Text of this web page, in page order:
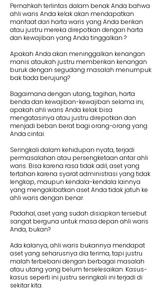
Pernahkah terlintas dalam benak Anda bahwa
ahli waris Anda kelak akan mendapatkan
manfaat dari harta waris yang Anda berikan
atau justru mereka direpotkan dengan harta
dan kewajiban yang Anda tinggalkan ?
Apakah Anda akan meninggalkan kenangan
manis ataukah justru memberikan kenangan
buruk dengan segudang masalah menumpuk
bak tiada berujung?
Bagaimana dengan utang, tagihan, harta
benda dan kewajiban-kewajiban selama ini,
apakah ahli waris Anda kelak bisa
mengatasinya atau justru direpotkan dan
menjadi beban berat bagi orang-orang yang
Anda cintai.
Seringkali dalam kehidupan nyata, terjadi
permasalahan atau persengketaan antar ahli
waris. Bisa karena rasa tidak adil, aset yang
tertahan karena syarat administrasi yang tidak
lengkap, maupun kendala-kendala lainnya
yang mengakibatkan aset Anda tidak jatuh ke
ahli waris dengan benar.
Padahal, aset yang sudah disiapkan tersebut
sangat berguna untuk masa depan ahli waris
Anda, bukan?
Ada kalanya, ahli waris bukannya mendapat
aset yang seharusnya dia terima, tapi justru
malah terbebani dengan berbagai masalah
atau utang yang belum terselesaikan. Kasus-
kasus seperti ini justru seringkali ini terjadi di
sekitar kita.